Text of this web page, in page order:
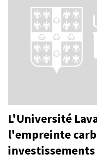
L'Université
l'empreinte
investissements